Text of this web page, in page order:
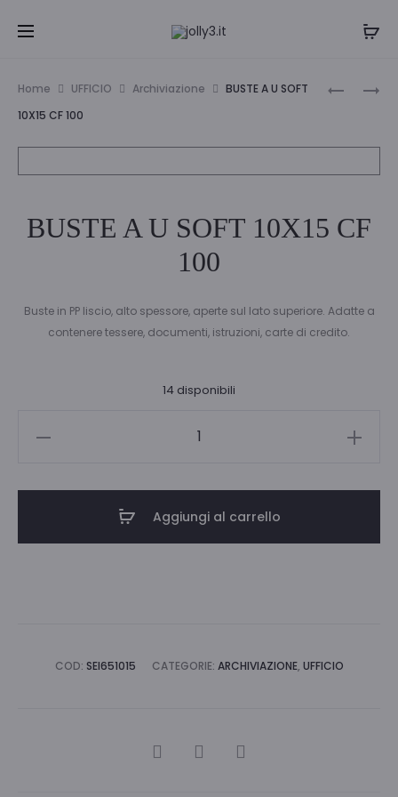
i
BUSTE
SOFT
8X12
100
BUSTE
SOFT
30X42
10
Home UFFICIO Archiviazione
BUSTE A U SOFT
10X15 CF 100
BUSTE A U SOFT 10X15 CF
100
Buste in PP liscio, alto spessore, aperte sul lato superiore. Adatte a
contenere tessere, documenti, istruzioni, carte di credito.
14 disponibili
Aggiungi al carrello
COD: SEI651015 CATEGORIE: ARCHIVIAZIONE, UFFICIO
CONDIVIDI